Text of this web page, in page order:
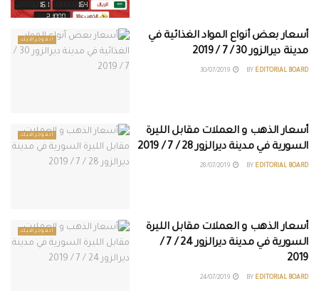
انفوجرافيك
أسعار بعض أنواع المواد الغذائية في
مدينة ديرالزور 30 / 7 / 2019
BY EDITORIAL BOARD
انفوجرافيك
أسعار الذهب و العملات مقابل الليرة
السورية في مدينة ديرالزور 28 / 7 / 2019
BY EDITORIAL BOARD
انفوجرافيك
أسعار الذهب و العملات مقابل الليرة
السورية في مدينة ديرالزور 24 / 7 /
2019
BY EDITORIAL BOARD